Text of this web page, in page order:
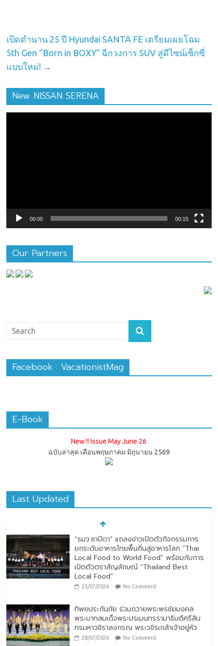
เปิดตำนาน 25 ปี Hyundai SANTA FE เตรียมเผยโฉม
5th Gen “Born in BOXY” ฉีกวงการ SUV สู่ดีไซน์เซ็กซี่
แบบใหม่! →
New NISSAN SERENA
00:00 00:15
Our Partners
Facebook : VacationistMag
E-Book
New !! Issue May June 26
ฉบับล่าสุด เดือนพฤษภาคม มิถุนายน 2569
Last Updated
“รมว.ซาบีดา” แถลงข่าวเปิดตัวกิจกรรมการ
ยกระดับอาหารไทยพื้นถิ่นสู่อาหารโลก “Thai
Local Food to World Food” พร้อมกับการ
เปิดตัวตราสัญลักษณ์ “Thailand Best
Local Food”
23/07/2026 No Comment
ทิพยประกันภัย ร่วมถวายพระพรชัยมงคล
พระบาทสมเด็จพระปรเมนทรรามาธิบดีศรีสิน
ทรมหาวชิราลงกรณ พระวชิรเกล้าเจ้าอยู่หัว
28/07/2026 No Comment